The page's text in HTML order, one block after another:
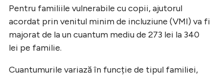
Pentru familiile vulnerabile cu copii, ajutorul
acordat prin venitul minim de incluziune (VMI) va fi
majorat de la un cuantum mediu de 273 lei la 340
lei pe familie.
Cuantumurile variază în funcție de tipul familiei,